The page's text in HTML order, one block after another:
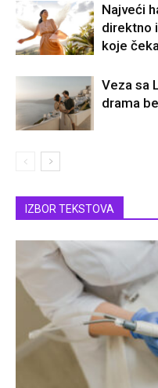
Najveći
direktno
koje
Veza sa
drama
IZBOR TEKSTOVA